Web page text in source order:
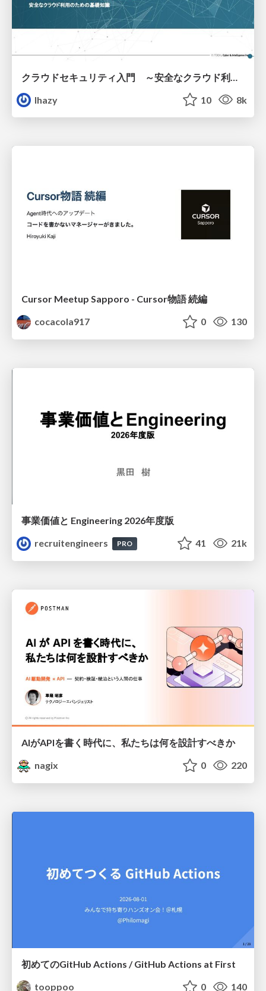
lhazy
10 8k
Cursor Meetup Sapporo - Cursor物語 続編
cocacola917
0 130
事業価値と Engineering 2026年度版
recruitengineers
PRO 41 21k
AIがAPIを書く時代に、私たちは何を設計すべきか
nagix
0 220
初めてのGitHub Actions / GitHub Actions at First
tooppoo
0 140